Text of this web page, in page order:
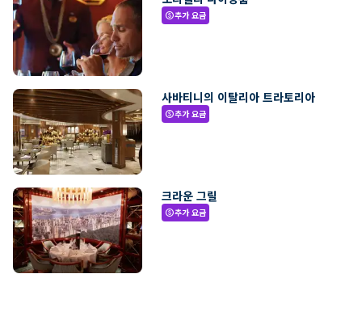
paid추가 요금
사바티니의 이탈리아 트라토리아
paid추가 요금
크라운 그릴
paid추가 요금